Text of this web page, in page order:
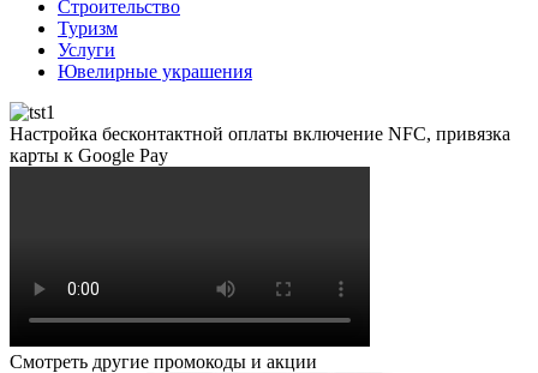
Строительство
Туризм
Услуги
Ювелирные украшения
Настройка бесконтактной оплаты включение NFC, привязка
карты к Google Pay
Смотреть другие промокоды и акции